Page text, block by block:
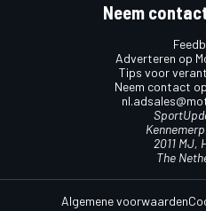
Neem
Adverteren op
Tips voor
Neem contact
2011 MJ,
The
Algemene voorwaarden